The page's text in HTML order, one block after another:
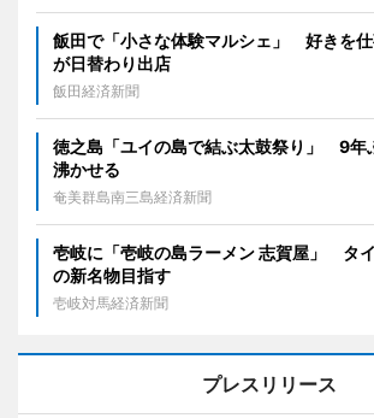
飯田で「小さな体験マルシェ」 好きを
が日替わり出店
飯田経済新聞
徳之島「ユイの島で結ぶ太鼓祭り」 9年
沸かせる
奄美群島南三島経済新聞
壱岐に「壱岐の島ラーメン 志賀屋」 タ
の新名物目指す
壱岐対馬経済新聞
プレスリリース